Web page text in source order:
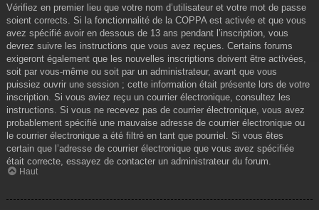
Vérifiez en premier lieu que votre nom d’utilisateur et votre mot de passe
soient corrects. Si la fonctionnalité de la COPPA est activée et que vous
avez spécifié avoir en dessous de 13 ans pendant l’inscription, vous
devrez suivre les instructions que vous avez reçues. Certains forums
exigeront également que les nouvelles inscriptions doivent être activées,
soit par vous-même ou soit par un administrateur, avant que vous
puissiez ouvrir une session ; cette information était présente lors de votre
inscription. Si vous aviez reçu un courrier électronique, consultez les
instructions. Si vous ne recevez pas de courrier électronique, vous avez
probablement spécifié une mauvaise adresse de courrier électronique ou
le courrier électronique a été filtré en tant que pourriel. Si vous êtes
certain que l’adresse de courrier électronique que vous avez spécifiée
était correcte, essayez de contacter un administrateur du forum.
Haut